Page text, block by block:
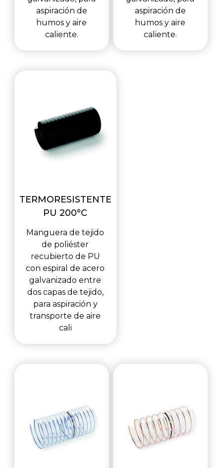
aspiración de
humos y aire
caliente.
aspiración de
humos y aire
caliente.
TERMORESISTENTE
PU 200°C
Manguera de tejido
de poliéster
recubierto de PU
con espiral de acero
galvanizado entre
dos capas de tejido,
para aspiración y
transporte de aire
cali